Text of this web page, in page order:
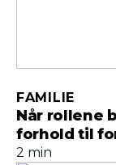
Når rollene
forhold til
FAMILIE
2 min